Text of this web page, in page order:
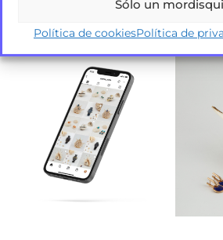
Sólo un
Política de cookiesPolítica de